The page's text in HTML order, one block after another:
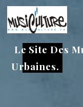
Aller
au
contenu
Le Site Des
Urbaines.